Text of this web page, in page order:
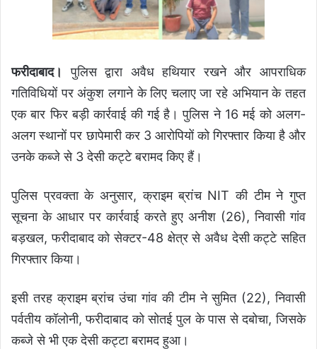
फरीदाबाद।
पुलिस द्वारा अवैध हथियार रखने और आपराधिक
गतिविधियों पर अंकुश लगाने के लिए चलाए जा रहे अभियान के तहत
एक बार फिर बड़ी कार्रवाई की गई है। पुलिस ने 16 मई को अलग-
अलग स्थानों पर छापेमारी कर 3 आरोपियों को गिरफ्तार किया है और
उनके कब्जे से 3 देसी कट्टे बरामद किए हैं।
पुलिस प्रवक्ता के अनुसार, क्राइम ब्रांच NIT की टीम ने गुप्त
सूचना के आधार पर कार्रवाई करते हुए अनीश (26), निवासी गांव
बड़खल, फरीदाबाद को सेक्टर-48 क्षेत्र से अवैध देसी कट्टे सहित
गिरफ्तार किया।
इसी तरह क्राइम ब्रांच उंचा गांव की टीम ने सुमित (22), निवासी
पर्वतीय कॉलोनी, फरीदाबाद को सोतई पुल के पास से दबोचा, जिसके
कब्जे से भी एक देसी कट्टा बरामद हुआ।